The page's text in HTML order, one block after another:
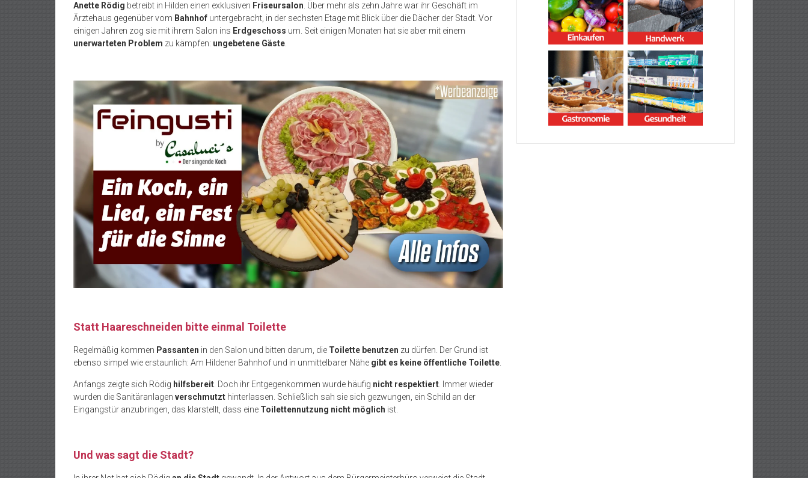
Anette Rödig betreibt in Hilden einen exklusiven Friseursalon . Über mehr als zehn Jahre war ihr Geschäft im
Ärztehaus gegenüber vom Bahnhof untergebracht, in der sechsten Etage mit Blick über die Dächer der Stadt. Vor
einigen Jahren zog sie mit ihrem Salon ins Erdgeschoss um. Seit einigen Monaten hat sie aber mit einem
unerwarteten Problem zu kämpfen: ungebetene Gäste
Statt Haareschneiden bitte einmal Toilette
Regelmäßig kommen Passanten in den Salon und bitten darum, die Toilette benutzen zu dürfen. Der Grund ist
ebenso simpel wie erstaunlich: Am Hildener Bahnhof und in unmittelbarer Nähe gibt es keine öffentliche Toilette.
Anfangs zeigte sich Rödig hilfsbereit. Doch ihr Entgegenkommen wurde häufig nicht respektiert. Immer wieder
wurden die Sanitäranlagen verschmutzt hinterlassen. Schließlich sah sie sich gezwungen, ein Schild an der
Eingangstür anzubringen, das klarstellt, dass eine Toilettennutzung nicht möglich ist.
Und was sagt die Stadt?